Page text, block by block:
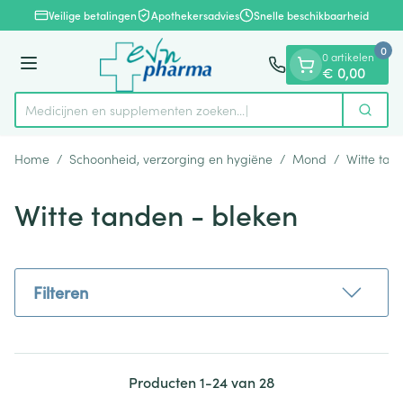
Ga naar de inhoud
1 van 1Veilige betalingen Apothekersadvies Snelle beschikbaarheid
Menu
Product, merk, categorie...
Medicijnen en supplementen z Zoek
0 artikelen
€ 0,00
0
Home / Schoonheid, verzorging en hygiëne / Mond / Witte
Witte tanden - bleken
Filteren
Producten1-24van 28